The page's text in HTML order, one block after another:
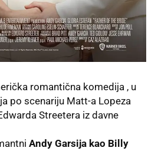
romantična komedija , u
po scenariju Matt-a Lopeza
Streetera iz davne
Andy Garsija kao Billy